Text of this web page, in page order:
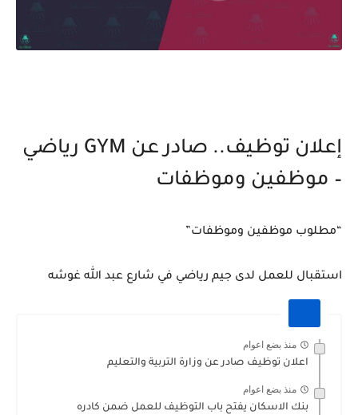
إعلان توظيف.. صادر عن GYM رياضي
– موظفين وموظفات
“مطلوب موظفين وموظفات”
استقبال للعمل لدى جيم رياضي في شارع عبد الله غوشه
منذ بضع اعوام
اعلان توظيف صادر عن وزارة التربية والتعليم
منذ بضع اعوام
بنك الاسكان يفتح باب التوظيف للعمل ضمن كادره